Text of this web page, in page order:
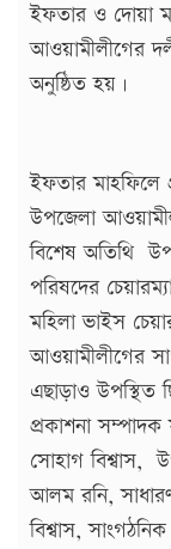
ইফতার ও দোয়া
আওয়ামীলীগের
অনুষ্ঠিত হয়।
ইফতার মাহফিলে
উপজেলা
বিশেষ অতিথি
পরিষদের
মহিলা ভাইস
আওয়ামীলীগের
এছাড়াও উপস্থিত
প্রকাশনা
সোহাগ বিশ্বাস,
আলম রনি,
বিশ্বাস,